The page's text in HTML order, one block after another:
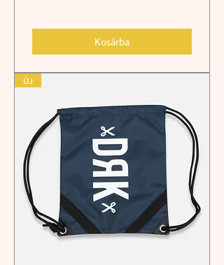
Kosárba
ÚJ